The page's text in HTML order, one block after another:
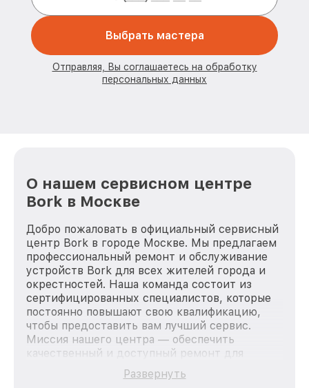
Выбрать мастера
Отправляя, Вы соглашаетесь на обработку
персональных данных
О нашем сервисном центре
Bork в Москве
Добро пожаловать в официальный сервисный
центр Bork в городе Москве. Мы предлагаем
профессиональный ремонт и обслуживание
устройств Bork для всех жителей города и
окрестностей. Наша команда состоит из
сертифицированных специалистов, которые
постоянно повышают свою квалификацию,
чтобы предоставить вам лучший сервис.
Миссия нашего центра — обеспечить
качественный и доступный ремонт для
каждого пользователя продукции Bork, вне
зависимости от сложности поломки. Мы
Развернуть